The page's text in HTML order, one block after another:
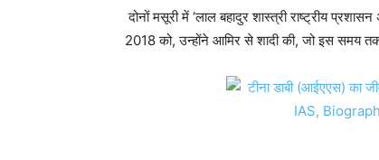
दोनों मसूरी में ‘लाल बहादुर शास्त्री राष्ट्रीय
2018 को, उन्होंने आमिर से शादी की, जो इस समय